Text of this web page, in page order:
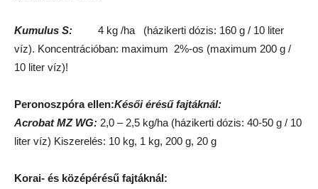
Kumulus S: 4 kg /ha (házikerti dózis: 160 g / 10 liter
víz). Koncentrációban: maximum 2%-os (maximum 200 g /
10 liter víz)!
Peronoszpóra ellen:Késői érésű fajtáknál:
Acrobat MZ WG: 2,0 – 2,5 kg/ha (házikerti dózis: 40-50 g / 10
liter víz) Kiszerelés: 10 kg, 1 kg, 200 g, 20 g
Korai- és középérésű fajtáknál: